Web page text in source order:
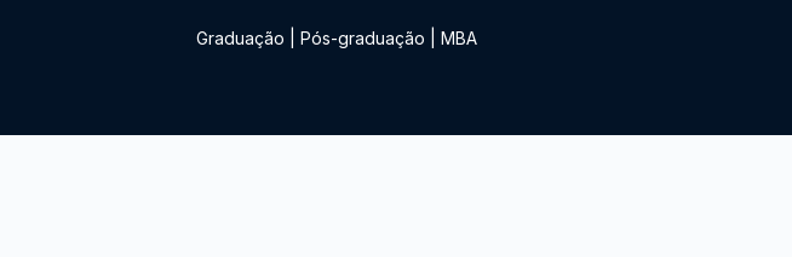
Graduação Pós-graduação MBA